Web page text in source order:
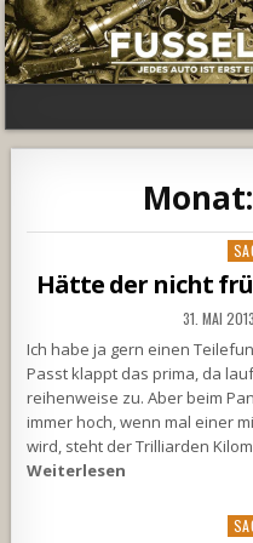
Monat:
in
Hätte der nicht
31. MAI 2013
Ich habe ja gern einen
Passt klappt das prima, da
reihenweise zu. Aber beim
immer hoch, wenn mal einer
wird, steht der Trilliarden
Weiterlesen